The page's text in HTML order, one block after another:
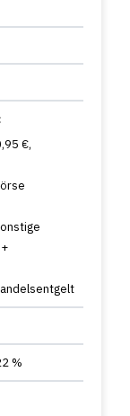
€,
%